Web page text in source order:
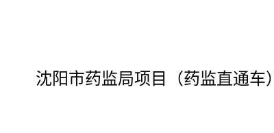
沈阳市药监局项目（药监直通车）